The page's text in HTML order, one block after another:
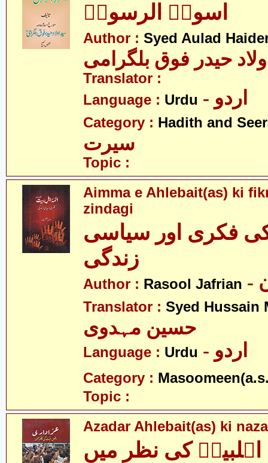
اسوۃُ الرسولؐ
Author : Syed Aulad
حیدر فوق بلگرامی
Translator :
Language : Urdu - اردو
Category : Hadith and
سیرت
Topic :
Aimma e Ahlebait(as) ki
zindagi
کی فکری اور سیاسی
زندگی
Author : Rasool Jafrian
Translator : Syed Hussain
حسین مہدوی
Language : Urdu - اردو
Category :
Topic :
Azadar Ahlebait(as) ki
اہلبیتؑ کی نظر میں